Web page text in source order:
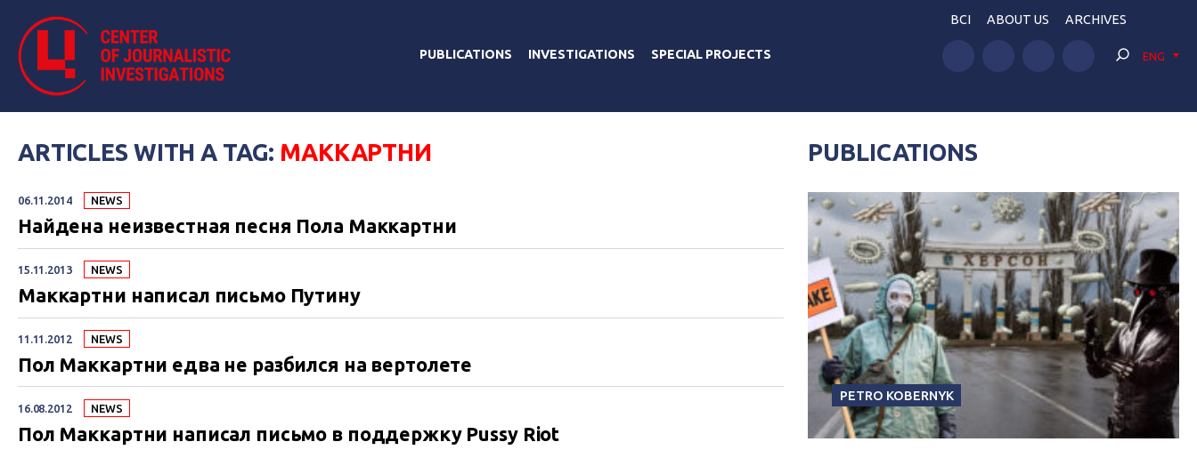
PUBLICATIONS INVESTIGATIONS SPECIAL PROJECTS
BCI ABOUT US ARCHIVES
ENG
ARTICLES WITH A TAG: МАККАРТНИ
06.11.2014 NEWS
Найдена неизвестная песня Пола Маккартни
15.11.2013 NEWS
Маккартни написал письмо Путину
11.11.2012 NEWS
Пол Маккартни едва не разбился на вертолете
16.08.2012 NEWS
Пол Маккартни написал письмо в поддержку Pussy Riot
PUBLICATIONS
PETRO KOBERNYK